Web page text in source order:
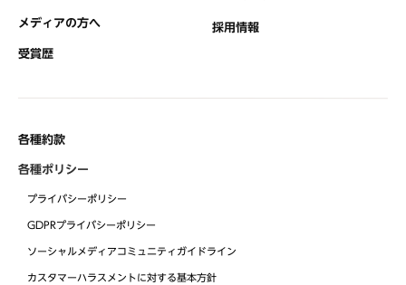
メディアの方へ
受賞歴
採用情報
各種約款
各種ポリシー
プライバシーポリシー
GDPRプライバシーポリシー
ソーシャルメディアコミュニティガイドライン
カスタマーハラスメントに対する基本方針